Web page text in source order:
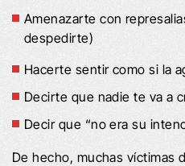
Amenazarte con
despedirte)
Hacerte sentir como si la
Decirte que nadie te va a
Decir que “no era su
De hecho, muchas víctimas